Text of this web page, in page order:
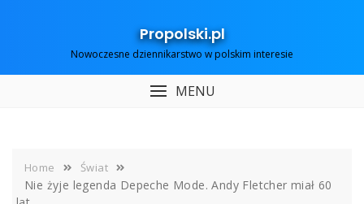
Propolski.pl
Nowoczesne dziennikarstwo w polskim interesie
MENU
Home Świat
Nie żyje legenda Depeche Mode. Andy Fletcher miał 60